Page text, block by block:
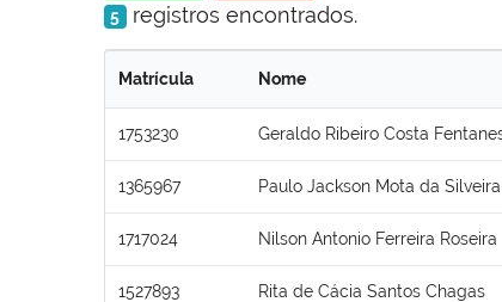
5 registros encontrados.
Matrícula Nome
1753230 Geraldo Ribeiro Costa
1365967 Paulo Jackson Mota da Silveira
1717024 Nilson Antonio Ferreira Roseira
1527893 Rita de Cácia Santos Chagas